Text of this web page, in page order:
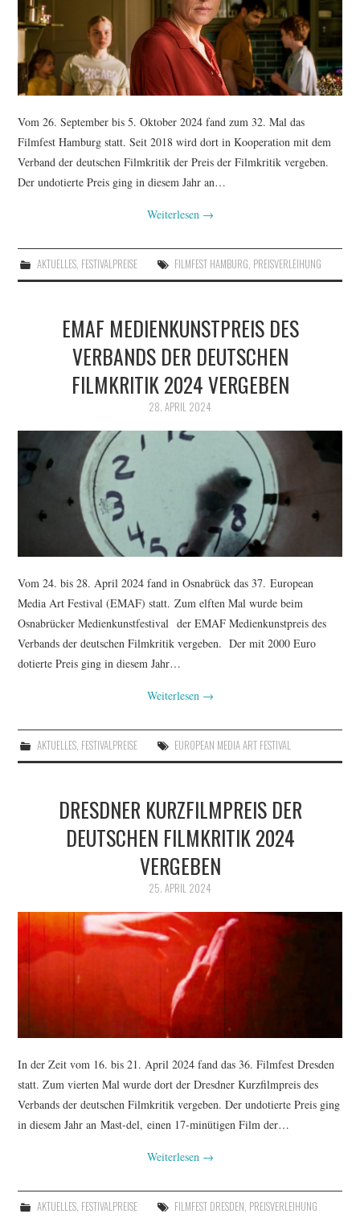
Vom 26. September bis 5. Oktober 2024 fand zum 32. Mal das
Filmfest Hamburg statt. Seit 2018 wird dort in Kooperation mit dem
Verband der deutschen Filmkritik der Preis der Filmkritik vergeben.
Der undotierte Preis ging in diesem Jahr an…
Weiterlesen →
AKTUELLES, FESTIVALPREISE FILMFEST HAMBURG, PREISVERLEIHUNG
EMAF MEDIENKUNSTPREIS DES
VERBANDS DER DEUTSCHEN
FILMKRITIK 2024 VERGEBEN
28. APRIL 2024
Vom 24. bis 28. April 2024 fand in Osnabrück das 37. European
Media Art Festival (EMAF) statt. Zum elften Mal wurde beim
Osnabrücker Medienkunstfestival der EMAF Medienkunstpreis des
Verbands der deutschen Filmkritik vergeben. Der mit 2000 Euro
dotierte Preis ging in diesem Jahr…
Weiterlesen →
AKTUELLES, FESTIVALPREISE EUROPEAN MEDIA ART FESTIVAL
DRESDNER KURZFILMPREIS DER
DEUTSCHEN FILMKRITIK 2024
VERGEBEN
25. APRIL 2024
In der Zeit vom 16. bis 21. April 2024 fand das 36. Filmfest Dresden
statt. Zum vierten Mal wurde dort der Dresdner Kurzfilmpreis des
Verbands der deutschen Filmkritik vergeben. Der undotierte Preis ging
in diesem Jahr an Mast-del, einen 17-minütigen Film der…
Weiterlesen →
AKTUELLES, FESTIVALPREISE FILMFEST DRESDEN, PREISVERLEIHUNG